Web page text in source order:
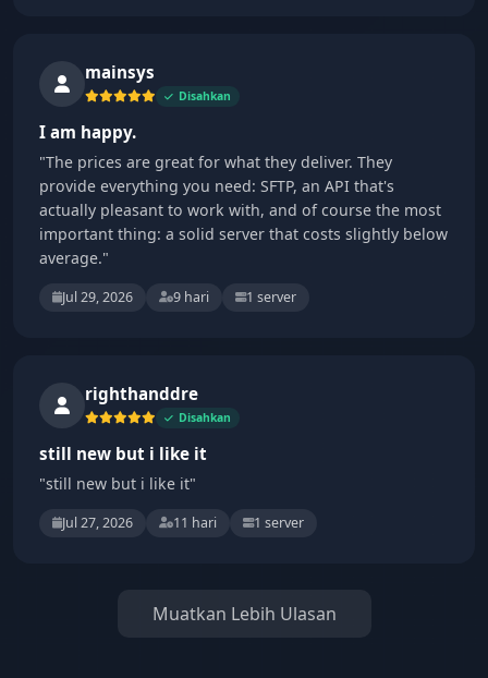
mainsys
Disahkan
I am happy.
"The prices are great for what they deliver. They
provide everything you need: SFTP, an API that's
actually pleasant to work with, and of course the most
important thing: a solid server that costs slightly below
average."
Jul 29, 2026 9 hari 1 server
righthanddre
Disahkan
still new but i like it
"still new but i like it"
Jul 27, 2026 11 hari 1 server
Muatkan Lebih Ulasan